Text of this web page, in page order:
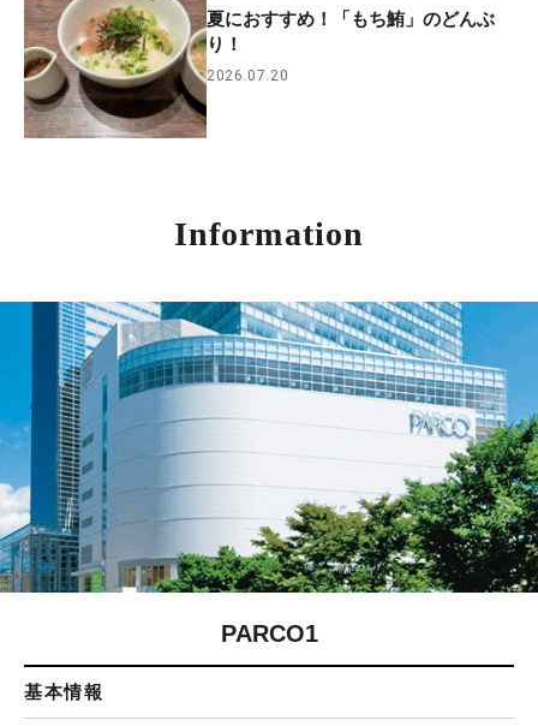
夏におすすめ！「もち鮪」のどんぶ
り！
2026.07.20
Information
PARCO1
基本情報